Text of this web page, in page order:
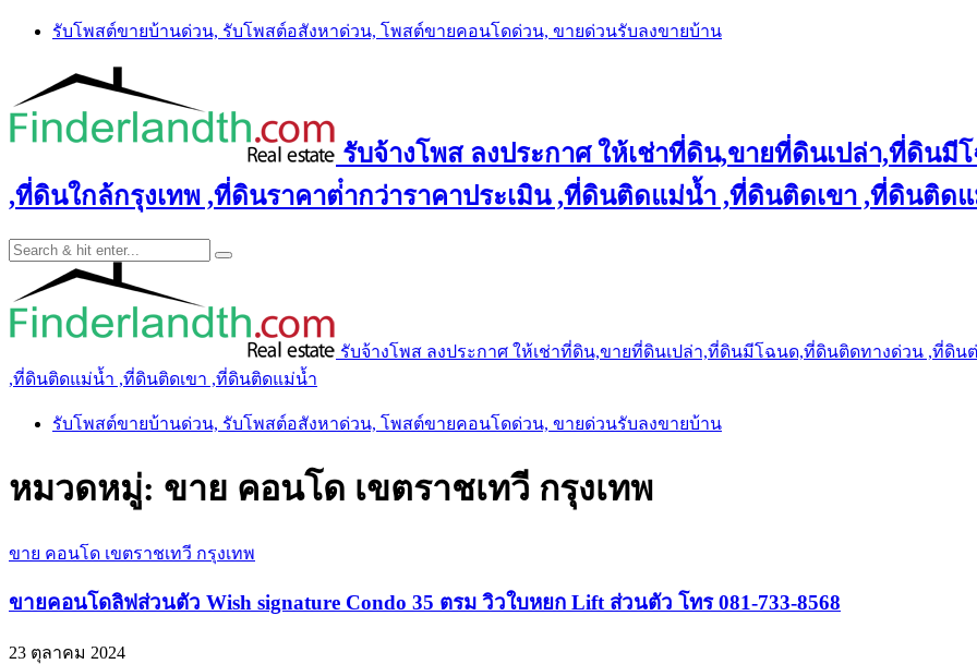
Skip
รับโพสต์ขายบ้านด่วน, รับโพสต์อสังหาด่วน, โพสต์ขายคอนโดด่วน, ขายด่วนรับลงขายบ้าน
รับจ้างโพส ลงประกาศ ให้เช่าที่ดิน,ขายที่ดินเปล่า,ที่ดิน
,ที่ดินใกล้กรุงเทพ ,ที่ดินราคาต่ํากว่าราคาประเมิน ,ที่ดินติดแม่น้ำ ,ที่ดินติดเขา ,ที่ดินติด
รับจ้างโพส ลงประกาศ ให้เช่าที่ดิน,ขายที่ดินเปล่า,ที่ดินมีโฉนด,ที่ดินติดทางด่วน ,ที่ดิน
,ที่ดินติดแม่น้ำ ,ที่ดินติดเขา ,ที่ดินติดแม่น้ำ
รับโพสต์ขายบ้านด่วน, รับโพสต์อสังหาด่วน, โพสต์ขายคอนโดด่วน, ขายด่วนรับลงขายบ้าน
หมวดหมู่: ขาย คอนโด เขตราชเทวี กรุงเทพ
ขาย คอนโด เขตราชเทวี กรุงเทพ
ขายคอนโดลิฟส่วนตัว Wish signature Condo 35 ตรม วิวใบหยก Lift ส่วนตัว โทร 081-733-8568
23 ตุลาคม 2024